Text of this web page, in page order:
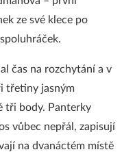
ze své klece po
čas na rozchytání a v
třetiny jasným
tři body. Panterky
vůbec nepřál, zapisují
na dvanáctém místě